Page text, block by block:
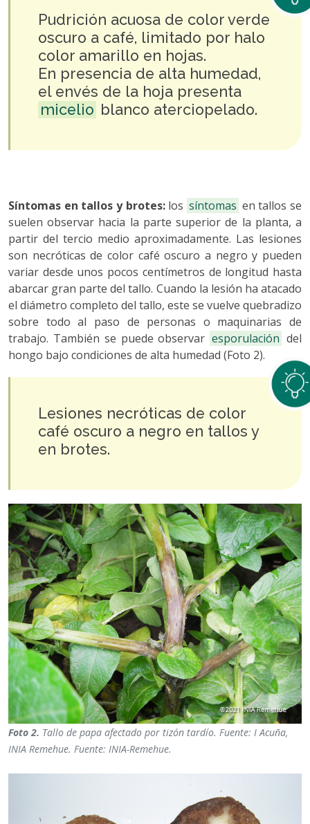
Pudrición acuosa de color verde
oscuro a café, limitado por halo
color amarillo en hojas.
En presencia de alta humedad,
el envés de la hoja presenta
micelio blanco aterciopelado.
Síntomas en tallos y brotes:los síntomas en tallos se
suelen observar hacia la parte superior de la planta, a
partir del tercio medio aproximadamente. Las lesiones
son necróticas de color café oscuro a negro y pueden
variar desde unos pocos centímetros de longitud hasta
abarcar gran parte del tallo. Cuando la lesión ha atacado
el diámetro completo del tallo, este se vuelve quebradizo
sobre todo al paso de personas o maquinarias de
trabajo. También se puede observar esporulación del
hongo bajo condiciones de alta humedad (Foto 2).
Lesiones necróticas de color
café oscuro a negro en tallos y
en brotes.
Foto 2. Tallo de papa afectado por tizón tardío. Fuente: I Acuña,
INIA Remehue. Fuente: INIA-Remehue.